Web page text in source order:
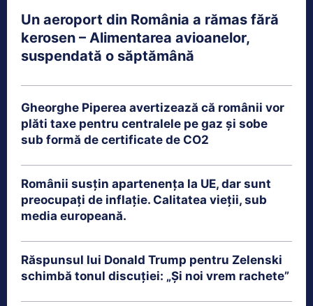
Un aeroport din România a rămas fără
kerosen – Alimentarea avioanelor,
suspendată o săptămână
Gheorghe Piperea avertizează că românii vor
plăti taxe pentru centralele pe gaz și sobe
sub formă de certificate de CO2
Românii susțin apartenența la UE, dar sunt
preocupați de inflație. Calitatea vieții, sub
media europeană.
Răspunsul lui Donald Trump pentru Zelenski
schimbă tonul discuției: „Și noi vrem rachete”